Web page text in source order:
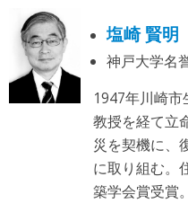
塩崎 賢明
神戸大学名
1947年川崎
教授を経て立
災を契機に、
に取り組む。
築学会賞受賞